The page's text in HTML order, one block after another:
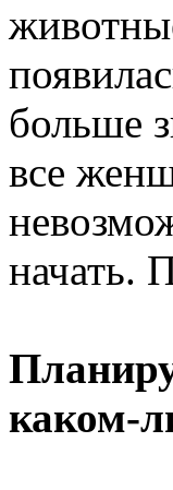
больше
все
начать.
каком-